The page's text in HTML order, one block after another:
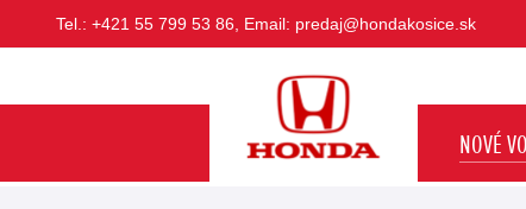
Tel.: +421 55 799 53 86, Email: predaj@hondakosice.sk
NOVÉ